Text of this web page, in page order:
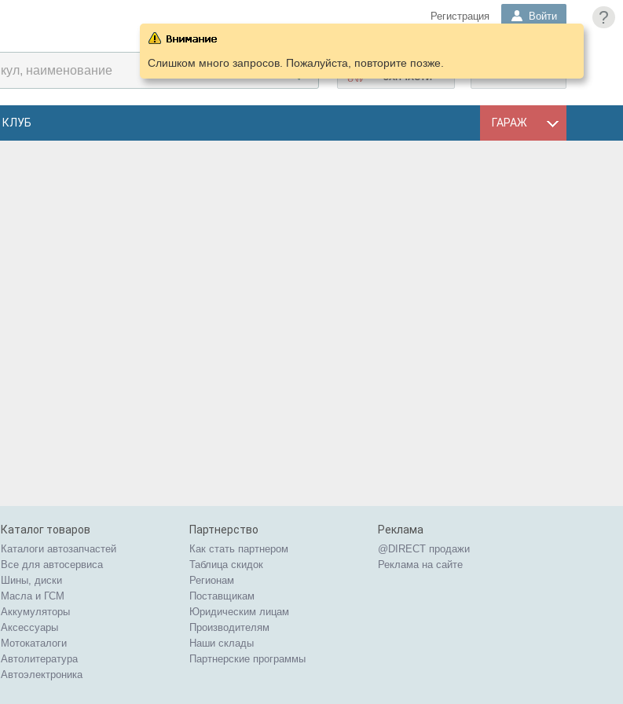
?
Регистрация Войти
ПОДОБРАТЬ
ЗАПЧАСТИ
КЛУБ ГАРАЖ
Слишком много запросов. Пожалуйста, повторите позже.
Каталог товаров
Каталоги автозапчастей
Все для автосервиса
Шины, диски
Масла и ГСМ
Аккумуляторы
Аксессуары
Мотокаталоги
Автолитература
Автоэлектроника
Партнерство
Как стать партнером
Таблица скидок
Регионам
Поставщикам
Юридическим лицам
Производителям
Наши склады
Партнерские программы
Реклама
@DIRECT продажи
Реклама на сайте